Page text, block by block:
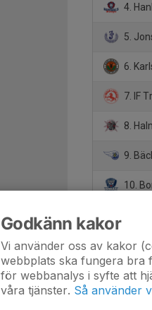
4.
5.
6.
7. IF
8.
9.
10.
12.
Godkänn kakor
Vi använder oss av kakor
webbplats ska fungera bra
för webbanalys i syfte att
våra tjänster. Så använder